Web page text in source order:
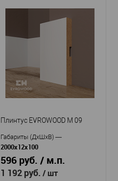
Производитель
Артикул
Плинтус
Страна—Россия
Высота, мм—
Ширина, мм
Плинтус EVROWOOD M 09
Габариты (ДхШхВ) —
2000x12x100
596 руб. / м.п.
1 192 руб. / шт